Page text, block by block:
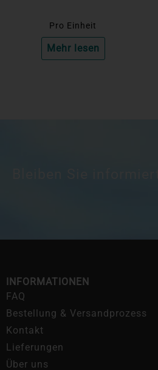
Pro Einheit
Mehr lesen
INFORMATIONEN
FAQ
Bestellung & Versandprozess
Kontakt
Lieferungen
Über uns